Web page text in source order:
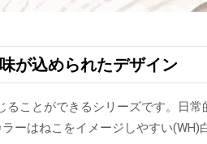
が込められたデザイン
ることができるシリーズです。日
ーはねこをイメージしやすい